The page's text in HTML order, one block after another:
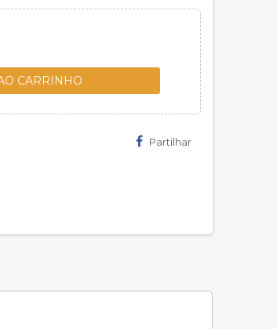
CARRINHO
Partilhar